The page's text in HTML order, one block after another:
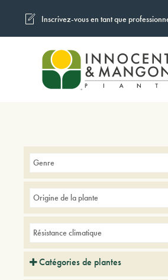
Skip to main content
Inscrivez-vous en tant que
Genre
Origine de la plante
Résistance climatique
Catégories de plantes